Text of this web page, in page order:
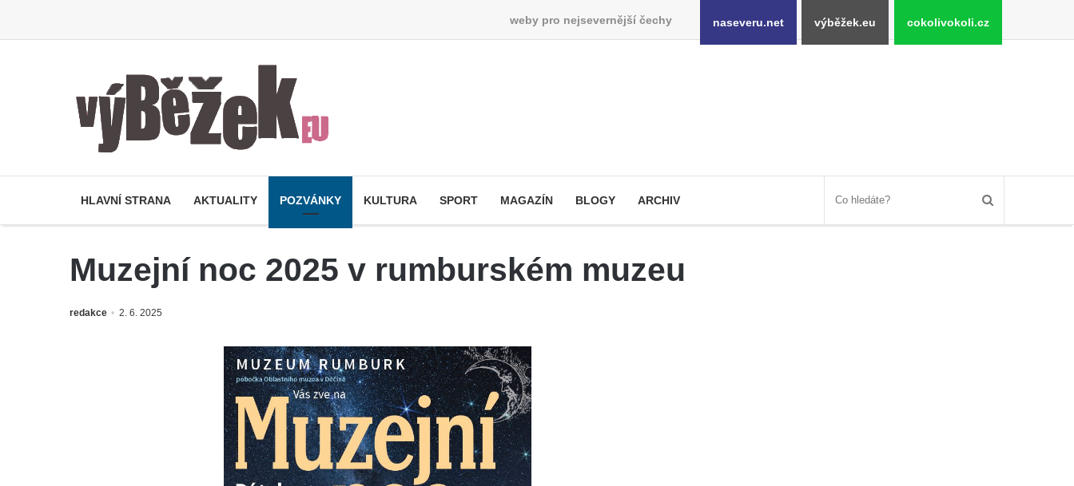
weby pro nejsevernější čechy naseveru.net výběžek.eu cokolivokoli.cz
HLAVNÍ STRANA AKTUALITY POZVÁNKY KULTURA SPORT MAGAZÍN BLOGY ARCHIV
Muzejní noc 2025 v rumburském muzeu
redakce 2. 6. 2025